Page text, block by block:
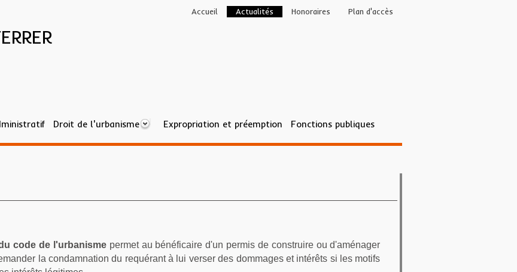
code de l'urbanismepermet au bénéficaire d'un permis de construire ou d'aménager
la condamnation du requérant à lui verser des dommages et intérêts si les motifs
Droit de l'urbanisme Expropriation et préemption Fonctions publiques
Accueil Actualités Honoraires Plan d'accès